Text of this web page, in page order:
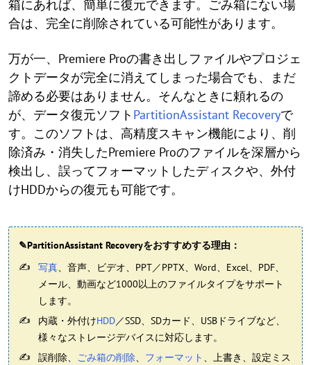
箱にあれば、簡単に復元できます。ごみ箱にない場
合は、完全に削除されている可能性があります。
万が一、Premiere Proの書き出しファイルやプロジェ
クトデータが完全に消えてしまった場合でも、まだ
諦める必要はありません。そんなときに頼れるの
が、データ復元ソフト PartitionAssistant Recoveryで
す。このソフトは、高精度スキャン機能により、削
除済み・消失したPremiere Proのファイルを深層から
検出し、誤ってフォーマットしたディスクや、外付
けHDDからの復元も可能です。
✎PartitionAssistant Recoveryをおすすめする理由：
写真、音声、ビデオ、PPT／PPTX、Word、Excel、PDF、
メール、動画など1000以上のファイルタイプをサポート
します。
内蔵・外付けHDD／SSD、SDカード、USBドライブなど、
様々なストレージデバイスに対応します。
誤削除、 ごみ箱の削除、 フォーマット 、上書き、設定ミス